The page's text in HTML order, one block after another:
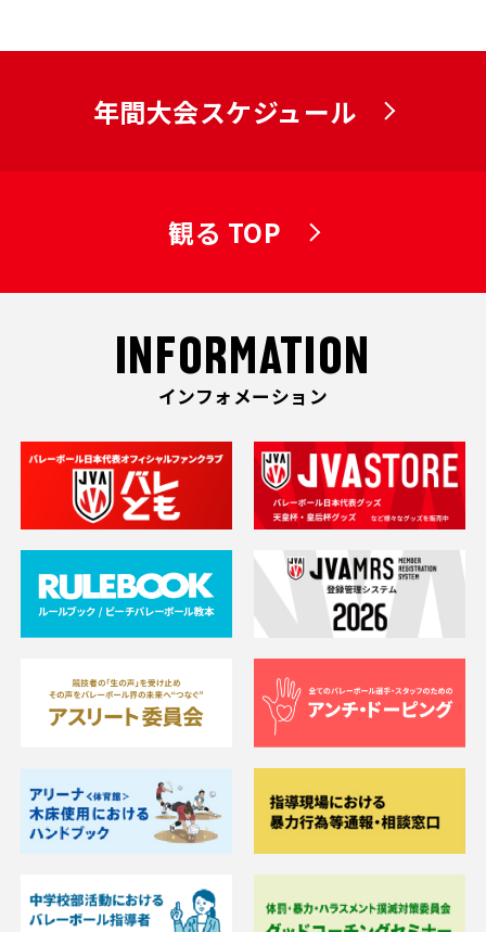
年間大会スケジュール
観る TOP
INFORMATION
インフォメーション